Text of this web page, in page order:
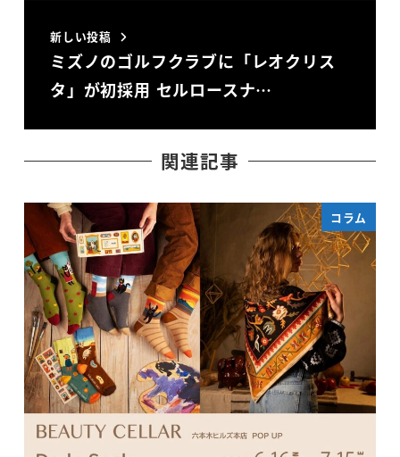
新しい投稿
ミズノのゴルフクラブに「レオクリス
タ」が初採用 セルロースナ…
関連記事
コラム